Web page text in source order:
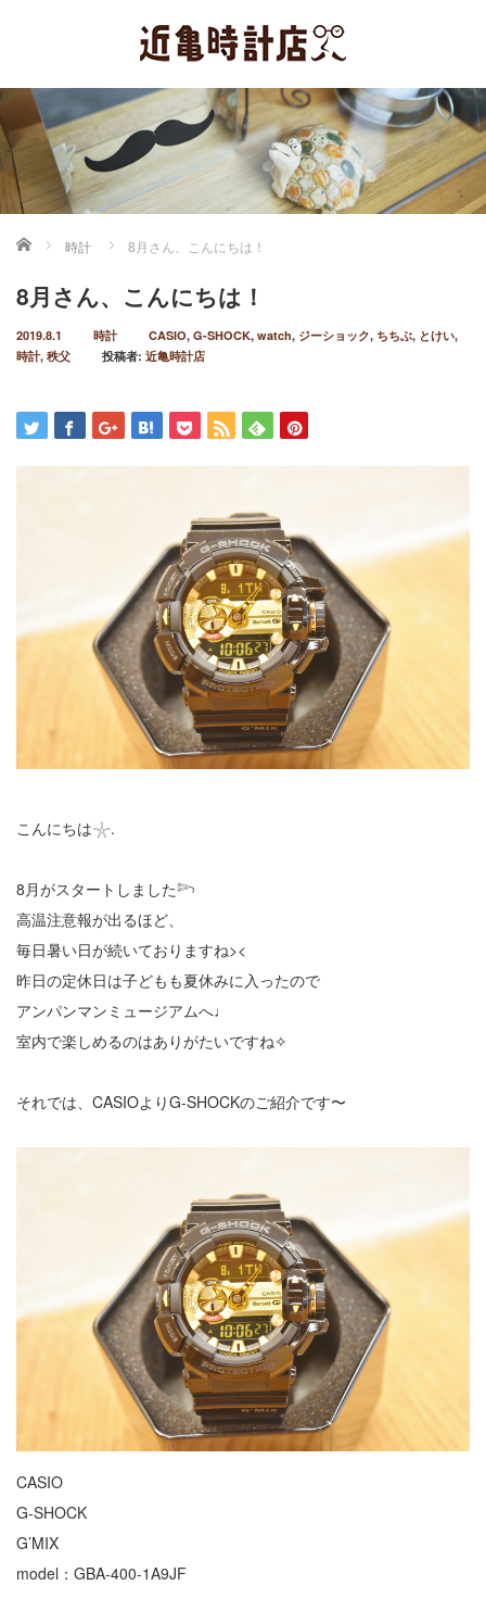
ホーム 時計 8月さん、こんにちは！
8月さん、こんにちは！
2019.8.1 時計 CASIO, G-SHOCK, watch, ジーショック, ちちぶ, とけい,
時計, 秩父 投稿者: 近亀時計店
こんにちは𓇼.
8月がスタートしました𓆸
高温注意報が出るほど、
毎日暑い日が続いておりますね><
昨日の定休日は子どもも夏休みに入ったので
アンパンマンミュージアムへ♩
室内で楽しめるのはありがたいですね✧
それでは、CASIOよりG-SHOCKのご紹介です〜
CASIO
G-SHOCK
G’MIX
model：GBA-400-1A9JF